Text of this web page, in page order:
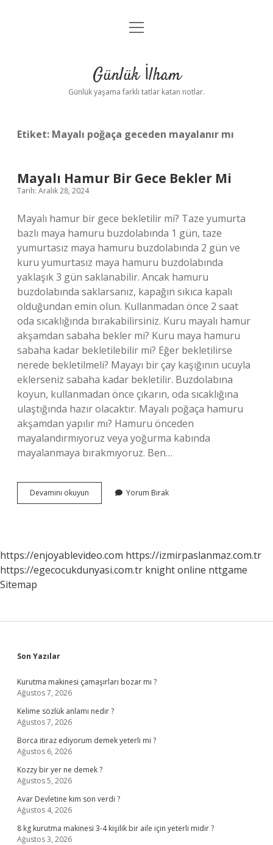
Anasayfa
Yasal Uyarı
menüyü
Günlük İlham
Günlük yaşama farklı tatlar katan notlar.
Etiket: Mayalı poğaça geceden mayalanır mı
Mayalı Hamur Bir Gece Bekler Mi
Tarih: Aralık 28, 2024
Mayalı hamur bir gece bekletilir mi? Taze yumurta
bazlı maya hamuru buzdolabında 1 gün, taze
yumurtasız maya hamuru buzdolabında 2 gün ve
kuru yumurtasız maya hamuru buzdolabında
yaklaşık 3 gün saklanabilir. Ancak hamuru
buzdolabında saklarsanız, kapağın sıkıca kapalı
olduğundan emin olun. Kullanmadan önce 2 saat
oda sıcaklığında bırakabilirsiniz. Kuru mayalı hamur
akşamdan sabaha bekler mi? Kuru maya hamuru
sabaha kadar bekletilebilir mi? Eğer bekletilirse
nerede bekletilmeli? Mayayı bir çay kaşığının ucuyla
eklerseniz sabaha kadar bekletilir. Buzdolabına
koyun, kullanmadan önce çıkarın, oda sıcaklığına
ulaştığında hazır olacaktır. Mayalı poğaça hamuru
akşamdan yapılır mı? Hamuru önceden
mayalandırmıyoruz veya yoğurma kabında
mayalanmaya bırakmıyoruz. Ben…
Devamını okuyun
Hamur
Yorum Bırak
https://enjoyablevideo.com https://izmirpaslanmaz.com.tr
https://egecocukdunyasi.com.tr knight online nttgame
Sitemap
Sidebar
Son Yazılar
Kurutma makinesi çamaşırları bozar mı ?
Ağustos 7, 2026
Kelime sözlük anlamı nedir ?
Ağustos 7, 2026
Borca itiraz ediyorum demek yeterli mi ?
Ağustos 6, 2026
Kozzy bir yer ne demek ?
Ağustos 5, 2026
Avar Devletine kim son verdi ?
Ağustos 4, 2026
8 kg kurutma makinesi 3-4 kişilik bir aile için yeterli midir ?
Ağustos 3, 2026